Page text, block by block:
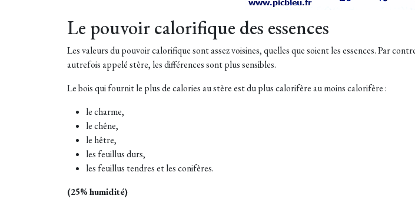
Le pouvoir calorifique des essences
Les valeurs du pouvoir calorifique sont assez voisines, quelles que soient les essences. Par
autrefois appelé stère, les différences sont plus sensibles.
Le bois qui fournit le plus de calories au stère est du plus calorifère au moins calorifère :
le charme,
le chêne,
le hêtre,
les feuillus durs,
les feuillus tendres et les conifères.
(25% humidité)